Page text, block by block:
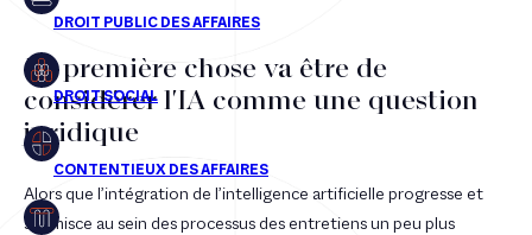
La première chose va être de
considérer l'IA comme une question
juridique
Alors que l’intégration de l’intelligence artificielle progresse et
s’immisce au sein des processus des entretiens un peu plus